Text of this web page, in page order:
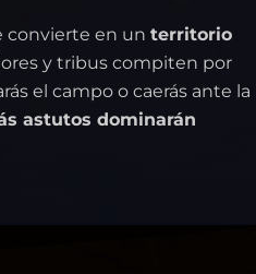
convierte en un territorio
y tribus compiten por
el campo o caerás ante la
astutos dominarán